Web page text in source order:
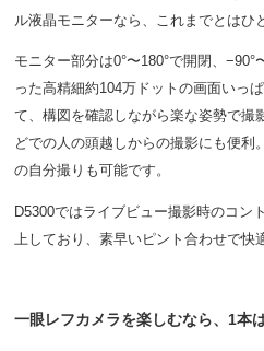
ル液晶モニターなら、これまでとはひ
モニター部分は0°〜180°で開閉、
った高精細約104万ドットの画面いっ
て、構図を確認しながら楽な姿勢で撮
どでの人の頭越しからの撮影にも便利
の自分撮りも可能です。
D5300ではライブビュー撮影時のコン
上しており、素早いピント合わせで快
一眼レフカメラを楽しむなら、1本